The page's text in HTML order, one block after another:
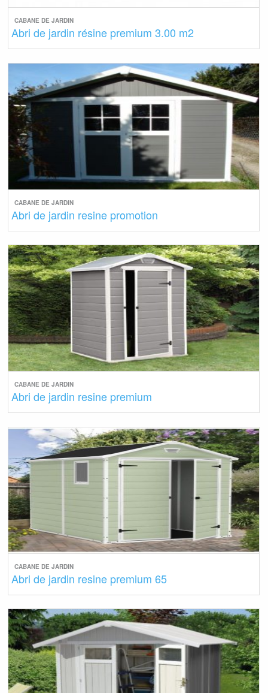
CABANE DE JARDIN
Abri de jardin résine premium 3.00 m2
CABANE DE JARDIN
Abri de jardin resine promotion
CABANE DE JARDIN
Abri de jardin resine premium
CABANE DE JARDIN
Abri de jardin resine premium 65